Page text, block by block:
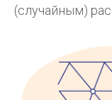
(случайным)